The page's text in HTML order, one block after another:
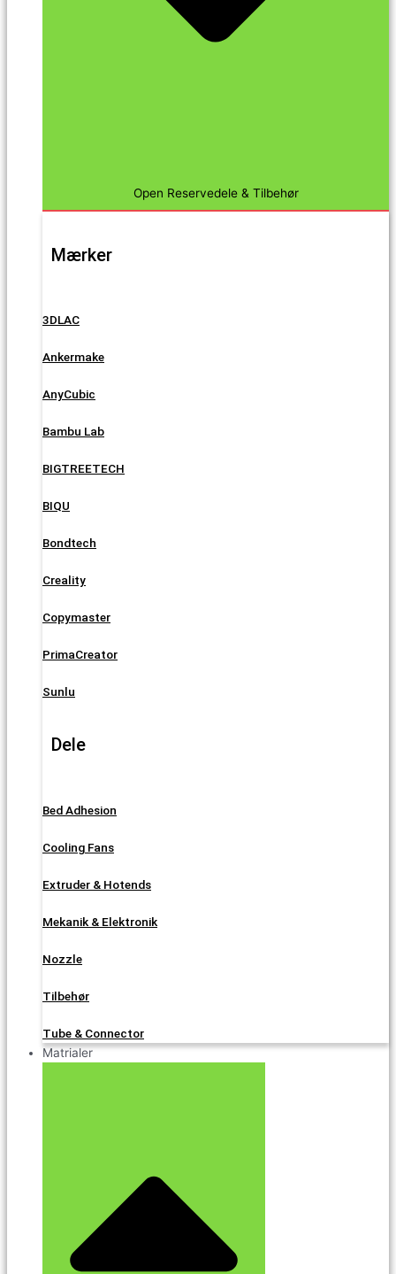
Open Reservedele & Tilbehør
Mærker
3DLAC
Ankermake
AnyCubic
Bambu Lab
BIGTREETECH
BIQU
Bondtech
Creality
Copymaster
PrimaCreator
Sunlu
Dele
Bed Adhesion
Cooling Fans
Extruder & Hotends
Mekanik & Elektronik
Nozzle
Tilbehør
Tube & Connector
Matrialer